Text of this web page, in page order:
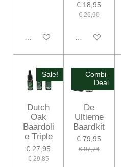
In winkelwagen
€ 18,95
€ 26,90
In winkelwagen
Sale!
Dutch
Oak
Baardoli
e Triple
€ 27,95
€ 29,85
Combi-
Deal
De
Ultieme
Baardkit
€ 79,95
€ 97,74